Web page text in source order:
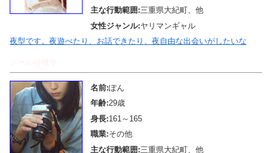
主な行動範囲:三重県大紀町、他
女性ジャンル:ヤリマンギャル
夜型です。夜遊べたり、お話できたり、夜自由な出会いがしたいな
名前:ぽん
年齢:29歳
身長:161～165
職業:その他
主な行動範囲:三重県大紀町、他